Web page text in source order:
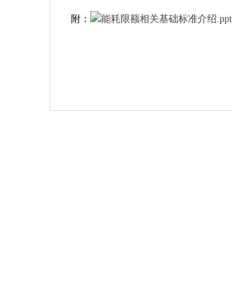
附： 能耗限额相关基础标准介绍.ppt